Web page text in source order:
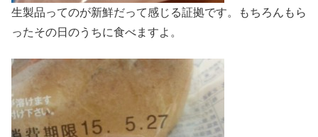
生製品ってのが新鮮だって感じる証拠です。もちろんもら
ったその日のうちに食べますよ。